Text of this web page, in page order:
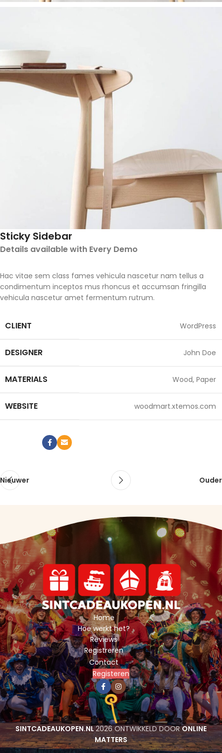
Sticky Sidebar
Details available with Every Demo
Hac vitae sem class fames vehicula nascetur nam tellus a
condimentum inceptos mus rhoncus et accumsan fringilla
vehicula nascetur amet fermentum rutrum.
CLIENT WordPress
DESIGNER John Doe
MATERIALS Wood, Paper
WEBSITE woodmart.xtemos.com
Nieuwer Ouder
Home
Hoe werkt het?
Reviews
Registreren
Contact
Registeren
SINTCADEAUKOPEN.NL2026 ONTWIKKELD DOORONLINE
MATTERS